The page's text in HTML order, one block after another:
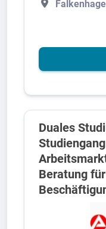
Duales
Studiengang
Beratung